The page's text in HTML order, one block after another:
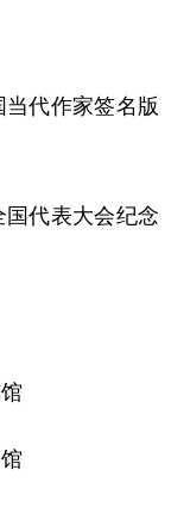
代作家签名版
代表大会纪念